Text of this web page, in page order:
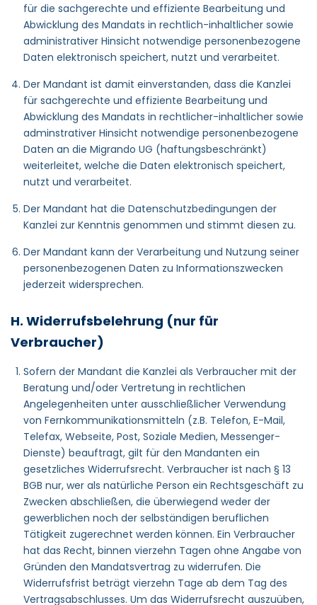
für die sachgerechte und effiziente Bearbeitung und
Abwicklung des Mandats in rechtlich-inhaltlicher sowie
administrativer Hinsicht notwendige personenbezogene
Daten elektronisch speichert, nutzt und verarbeitet.
Der Mandant ist damit einverstanden, dass die Kanzlei
für sachgerechte und effiziente Bearbeitung und
Abwicklung des Mandats in rechtlicher-inhaltlicher sowie
adminstrativer Hinsicht notwendige personenbezogene
Daten an die Migrando UG (haftungsbeschränkt)
weiterleitet, welche die Daten elektronisch speichert,
nutzt und verarbeitet.
Der Mandant hat die Datenschutzbedingungen der
Kanzlei zur Kenntnis genommen und stimmt diesen zu.
Der Mandant kann der Verarbeitung und Nutzung seiner
personenbezogenen Daten zu Informationszwecken
jederzeit widersprechen.
H. Widerrufsbelehrung (nur für
Verbraucher)
Sofern der Mandant die Kanzlei als Verbraucher mit der
Beratung und/oder Vertretung in rechtlichen
Angelegenheiten unter ausschließlicher Verwendung
von Fernkommunikationsmitteln (z.B. Telefon, E-Mail,
Telefax, Webseite, Post, Soziale Medien, Messenger-
Dienste) beauftragt, gilt für den Mandanten ein
gesetzliches Widerrufsrecht. Verbraucher ist nach § 13
BGB nur, wer als natürliche Person ein Rechtsgeschäft zu
Zwecken abschließen, die überwiegend weder der
gewerblichen noch der selbständigen beruflichen
Tätigkeit zugerechnet werden können. Ein Verbraucher
hat das Recht, binnen vierzehn Tagen ohne Angabe von
Gründen den Mandatsvertrag zu widerrufen. Die
Widerrufsfrist beträgt vierzehn Tage ab dem Tag des
Vertragsabschlusses. Um das Widerrufsrecht auszuüben,